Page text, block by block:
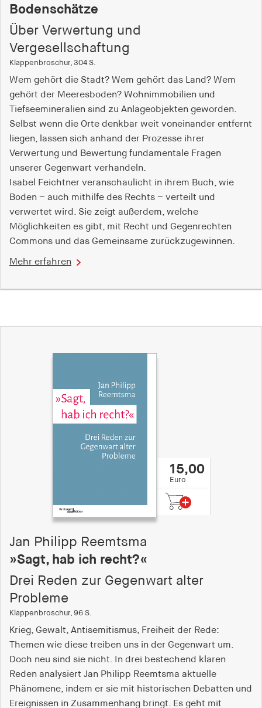
Bodenschätze
Über Verwertung und
Vergesellschaftung
Klappenbroschur, 304 S.
Wem gehört die Stadt? Wem gehört das Land? Wem
gehört der Meeresboden? Wohnimmobilien und
Tiefseemineralien sind zu Anlageobjekten geworden.
Selbst wenn die Orte denkbar weit voneinander entfernt
liegen, lassen sich anhand der Prozesse ihrer
Verwertung und Bewertung fundamentale Fragen
unserer Gegenwart verhandeln.
Isabel Feichtner veranschaulicht in ihrem Buch, wie
Boden – auch mithilfe des Rechts – verteilt und
verwertet wird. Sie zeigt außerdem, welche
Möglichkeiten es gibt, mit Recht und Gegenrechten
Commons und das Gemeinsame zurückzugewinnen.
Mehr erfahren
15,00
Euro
Jan Philipp Reemtsma
»Sagt, hab ich recht?«
Drei Reden zur Gegenwart alter
Probleme
Klappenbroschur, 96 S.
Krieg, Gewalt, Antisemitismus, Freiheit der Rede:
Themen wie diese treiben uns in der Gegenwart um.
Doch neu sind sie nicht. In drei bestechend klaren
Reden analysiert Jan Philipp Reemtsma aktuelle
Phänomene, indem er sie mit historischen Debatten und
Ereignissen in Zusammenhang bringt. Es geht mit